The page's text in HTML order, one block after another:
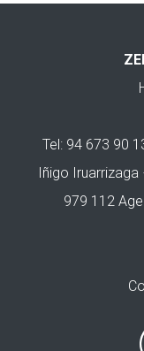
Tel: 94 673 90
Iñigo Iruarrizaga
979 112